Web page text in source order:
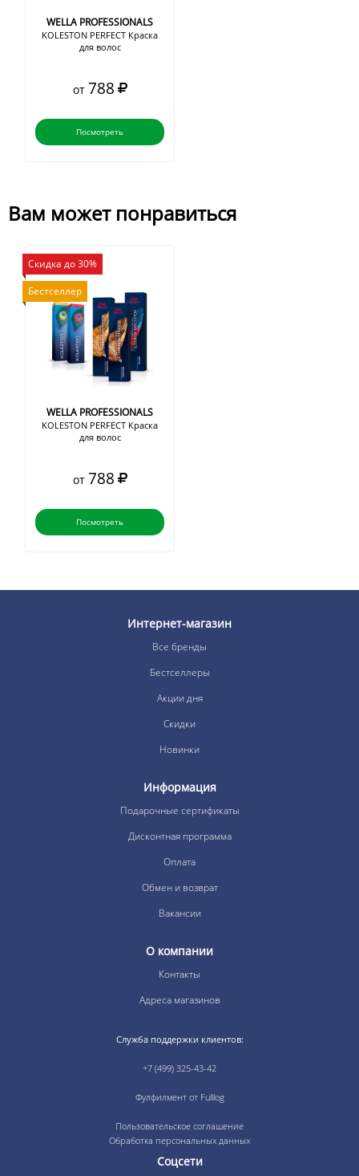
WELLA PROFESSIONALS
KOLESTON PERFECT Краска
для волос
от 788
Посмотреть
Вам может понравиться
Скидка до 30%
Бестселлер
WELLA PROFESSIONALS
KOLESTON PERFECT Краска
для волос
от 788
Посмотреть
Интернет-магазин
Все бренды
Бестселлеры
Акции дня
Скидки
Новинки
Информация
Подарочные сертификаты
Дисконтная программа
Оплата
Обмен и возврат
Вакансии
О компании
Контакты
Адреса магазинов
Служба поддержки клиентов:
+7 (499) 325-43-42
Фулфилмент от Fulllog
Пользовательское соглашение
Обработка персональных данных
Соцсети